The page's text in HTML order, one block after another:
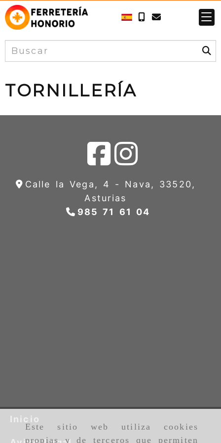
Este sitio web utiliza cookies
propias y de terceros que permiten
TORNILLERÍA
Calle la Vega, 4 - Nava, 33520,
Asturias
985 71 61 04
Inicio